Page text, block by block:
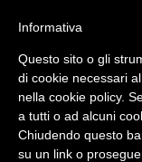
/ USATO
Informativa
Questo sito o gli
di cookie necessari
nella cookie policy.
a tutti o ad alcuni
Chiudendo questo
su un link o